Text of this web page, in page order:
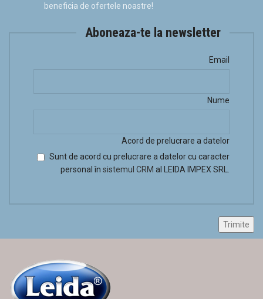
beneficia de ofertele noastre!
Aboneaza-te la newsletter
Email
Nume
Acord de prelucrare a datelor
Sunt de acord cu prelucrare a datelor cu caracter
personal în sistemul CRM al LEIDA IMPEX SRL.